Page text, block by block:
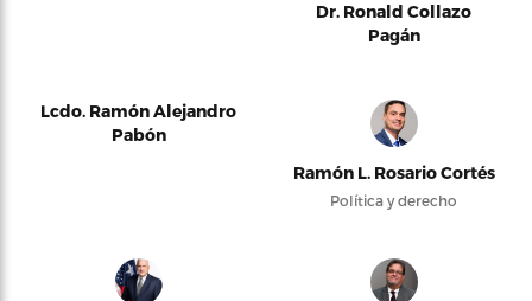
Dr. Ronald Collazo
Pagán
Lcdo. Ramón Alejandro
Pabón
Ramón L. Rosario Cortés
Política y derecho